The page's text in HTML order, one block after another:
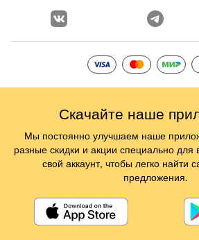
Скачайте наше
Мы постоянно улучшаем наше
разные скидки и акции специально для
свой аккаунт, чтобы легко найти
предложения.